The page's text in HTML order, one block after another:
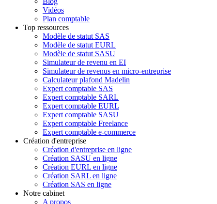
Vidéos
Plan comptable
Top ressources
Modèle de statut SAS
Modèle de statut EURL
Modèle de statut SASU
Simulateur de revenu en EI
Simulateur de revenus en micro-entreprise
Calculateur plafond Madelin
Expert comptable SAS
Expert comptable SARL
Expert comptable EURL
Expert comptable SASU
Expert comptable Freelance
Expert comptable e-commerce
Création d'entreprise
Création d'entreprise en ligne
Création SASU en ligne
Création EURL en ligne
Création SARL en ligne
Création SAS en ligne
Notre cabinet
A propos